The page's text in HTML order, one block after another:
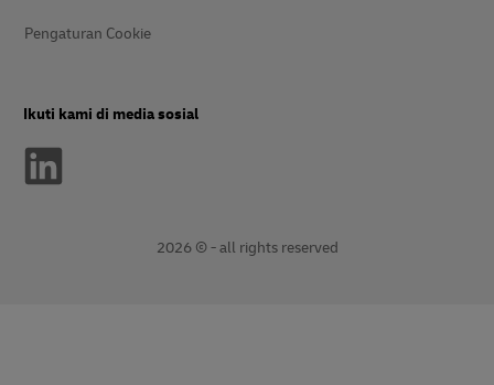
Pengaturan Cookie
Ikuti kami di media sosial
2026 © - all rights reserved